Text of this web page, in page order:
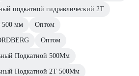
подкатной гидравлический 2Т
500 мм Оптом
Оптом
Подкатной 500Мм
Подкатной 2Т 500Мм